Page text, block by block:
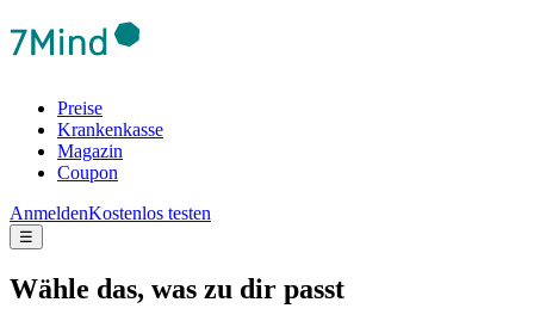
Preise
Krankenkasse
Magazin
Coupon
AnmeldenKostenlos testen
☰
Wähle das, was zu dir passt